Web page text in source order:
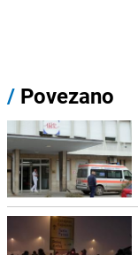
/ Povezano